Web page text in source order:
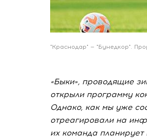
"Краснодар" — "Бунедкор".
«Быки», проводящие
открыли программу
Однако, как мы уже
отреагировали на
их команда планирует